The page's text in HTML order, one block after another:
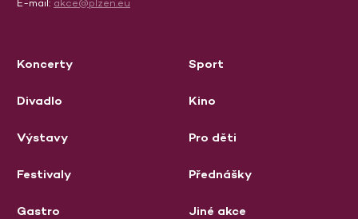
Koncerty
Divadlo
Výstavy
Festivaly
Gastro
Sport
Kino
Pro děti
Přednášky
Jiné akce